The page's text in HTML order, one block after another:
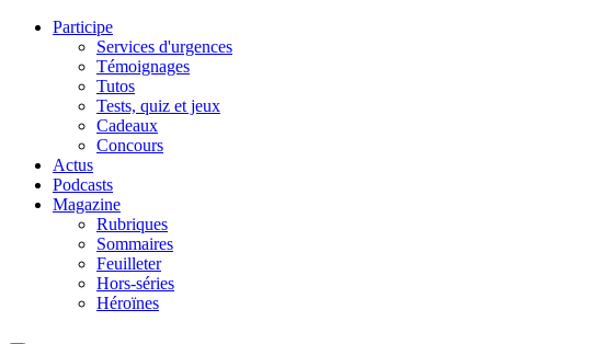
Participe
Services d'urgences
Témoignages
Tutos
Tests, quiz et jeux
Cadeaux
Concours
Actus
Podcasts
Magazine
Rubriques
Sommaires
Feuilleter
Hors-séries
Héroïnes